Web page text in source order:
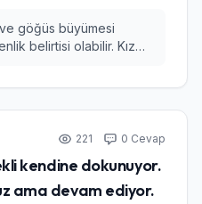
ve göğüs büyümesi
belirtisi olabilir. Kız
221 0 Cevap
kendine dokunuyor.
ama devam ediyor.